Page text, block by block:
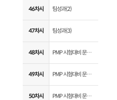
46차시 팀성과(2)
47차시 팀성과(3)
48차시 PMP 시험대비 문제풀이(1)
49차시 PMP 시험대비 문제풀이(2)
50차시 PMP 시험대비 문제풀이(3)